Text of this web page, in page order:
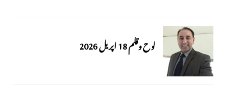
لوح وقلم 18 اپریل 2026